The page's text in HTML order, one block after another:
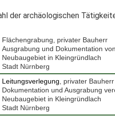
der archäologischen
Flächengrabung, privater Bauherr
Ausgrabung und Dokumentation
Neubaugebiet in Kleingründlach
Stadt Nürnberg
Leitungsverlegung , privater Bauherr
Dokumentation und Ausgrabung
Neubaugebiet in Kleingründlach
Stadt Nürnberg